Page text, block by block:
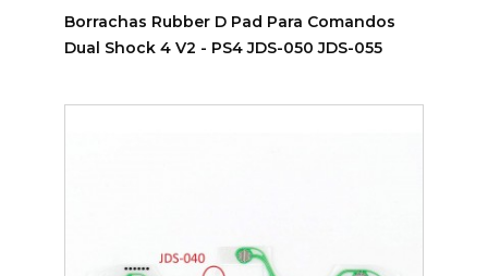
Borrachas Rubber D Pad Para Comandos
Dual Shock 4 V2 - PS4 JDS-050 JDS-055